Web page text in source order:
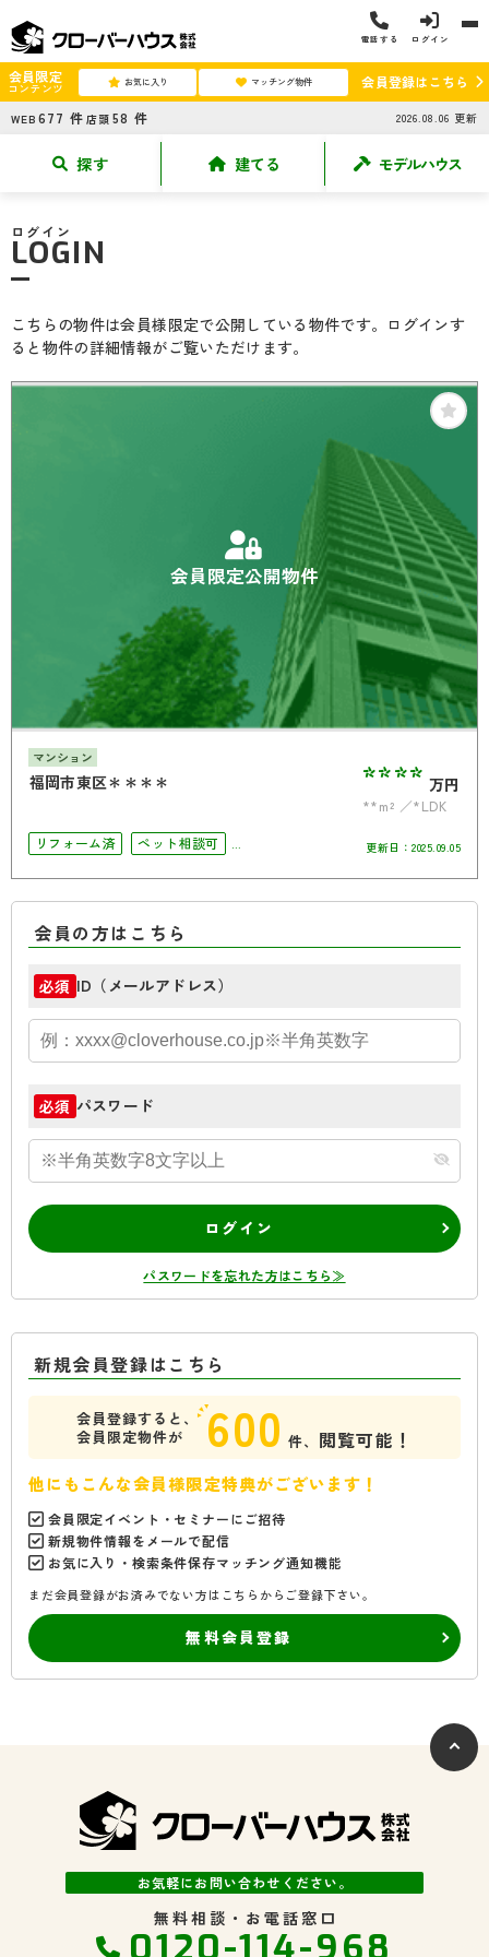
電話する ログイン
会員限定
コンテンツ お気に入り マッチング物件 会員登録はこちら
WEB 677 件 店頭 58 件 2026.08.06 更新
探す 建てる モデルハウス
ログイン
LOGIN
こちらの物件は会員様限定で公開している物件です。ログインす
ると物件の詳細情報がご覧いただけます。
会員限定公開物件
マンション
福岡市東区＊＊＊＊ **** 万円
**m²
*LDK
リフォーム済
ペット相談可
更新日： 2025.09.05
会員の方はこちら
必須 ID（メールアドレス）
必須 パスワード
ログイン
パスワードを忘れた方はこちら≫
新規会員登録はこちら
会員登録すると、
会員限定物件が
600 件、 閲覧可能！
他にもこんな会員様限定特典がございます！
会員限定イベント・セミナーにご招待
新規物件情報をメールで配信
お気に入り・検索条件保存マッチング通知機能
まだ会員登録がお済みでない方はこちらからご登録下さい。
無料会員登録
お気軽にお問い合わせください。
無料相談・お電話窓口